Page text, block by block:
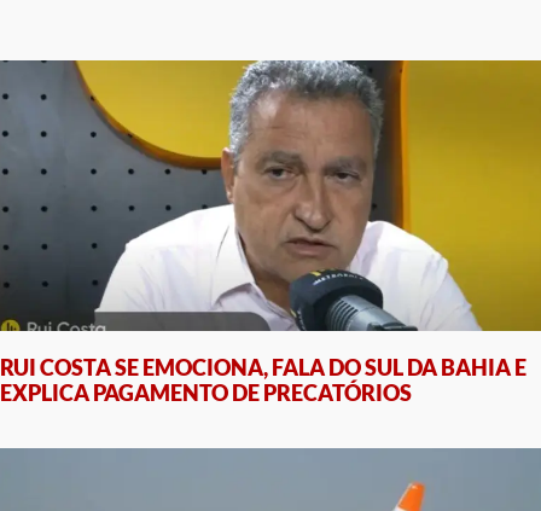
RUI COSTA SE EMOCIONA, FALA DO SUL DA BAHIA E
EXPLICA PAGAMENTO DE PRECATÓRIOS